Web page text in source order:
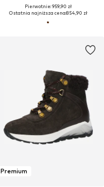
Pierwotnie: 959,90 zł
Ostatnia najniższa cena:854,90 zł
Premium